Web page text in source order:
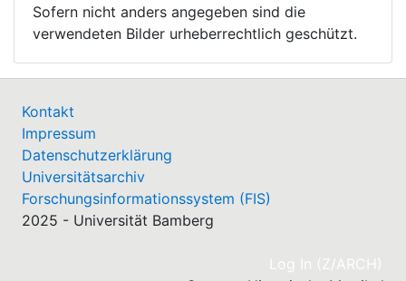
Sofern nicht anders angegeben sind die
verwendeten Bilder urheberrechtlich geschützt.
Kontakt
Impressum
Datenschutzerklärung
Universitätsarchiv
Forschungsinformationssystem (FIS)
2025 - Universität Bamberg
Log In (Z/ARCH)